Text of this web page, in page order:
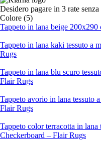
Desidero pagare in 3 rate senza
Colore (5)
Tappeto in lana beige
Tappeto in lana kaki tessuto a
Rugs
Tappeto in lana blu scuro
Flair Rugs
Tappeto avorio in lana tessuto
Flair Rugs
Tappeto color terracotta in
Checkerboard – Flair Rugs